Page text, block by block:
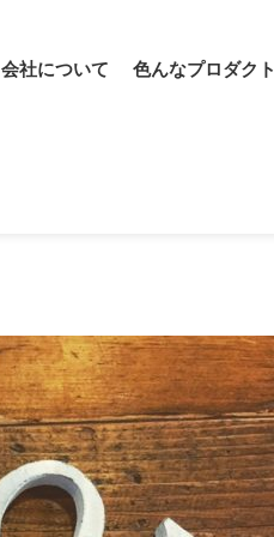
会社について 色んなプロダクト